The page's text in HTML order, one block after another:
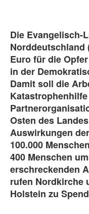
Die Evangelisch-
Norddeutschland
Euro für die
in der
Damit soll die
Osten des
Auswirkungen
100.000
400 Menschen
erschreckenden
rufen Nordkirche
Holstein zu